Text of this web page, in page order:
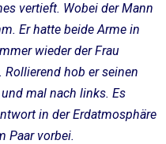
vertieft. Wobei der Mann
Er hatte beide Arme in
wieder der Frau
hob er seinen
mal nach links. Es
in der Erdatmosphäre
Paar vorbei.